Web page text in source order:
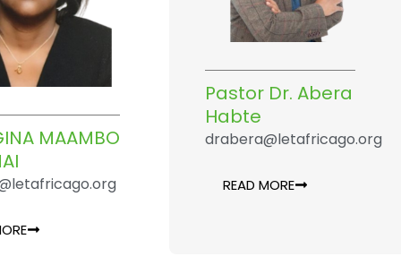
MAAMBO
Pastor Dr. Abera
Habte
drabera@letafricago.org
READ MORE